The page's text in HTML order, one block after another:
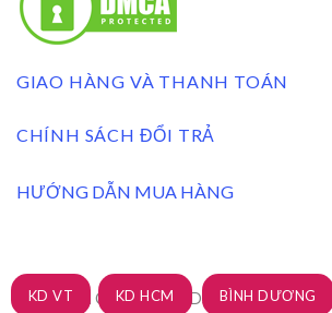
GIAO HÀNG VÀ THANH TOÁN
CHÍNH SÁCH ĐỔI TRẢ
HƯỚNG DẪN MUA HÀNG
RÈM CỬA 3A BLINDS 2026 ©|
KD VT KD HCM BÌNH DƯƠNG